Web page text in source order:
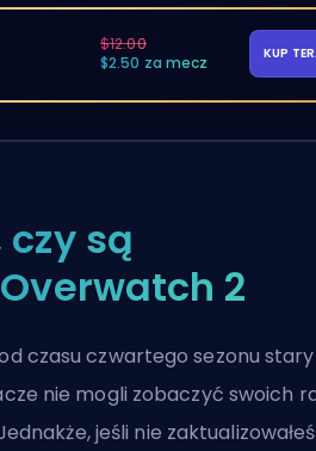
$12.00
$2.50 za mecz
KUP
są
2
czasu czwartego sezonu stary
nie mogli zobaczyć swoich
jeśli nie zaktualizowałeś